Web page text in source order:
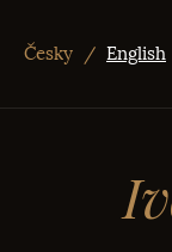
Česky / English